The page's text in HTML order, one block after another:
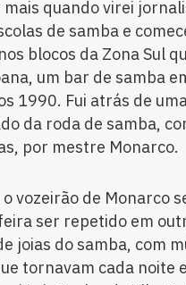
mais quando virei
de samba e
blocos da Zona Sul
um bar de samba
1990. Fui atrás de
da roda de samba,
por mestre Monarco.
o vozeirão de Monarco
ser repetido em
joias do samba, com
tornavam cada noite